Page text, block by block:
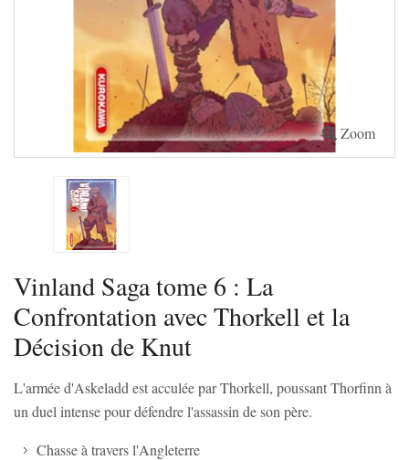
Zoom
Vinland Saga tome 6 : La
Confrontation avec Thorkell et la
Décision de Knut
L'armée d'Askeladd est acculée par Thorkell, poussant Thorfinn à
un duel intense pour défendre l'assassin de son père.
Chasse à travers l'Angleterre